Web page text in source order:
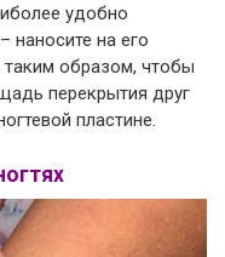
удобно
на его
образом, чтобы
перекрытия друг
пластине.